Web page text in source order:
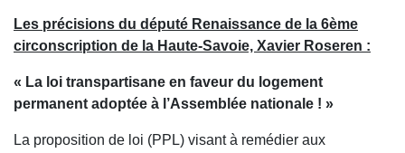
Les précisions du député Renaissance de la 6ème
circonscription de la Haute-Savoie, Xavier Roseren :
« La loi transpartisane en faveur du logement
permanent adoptée à l’Assemblée nationale ! »
La proposition de loi (PPL) visant à remédier aux